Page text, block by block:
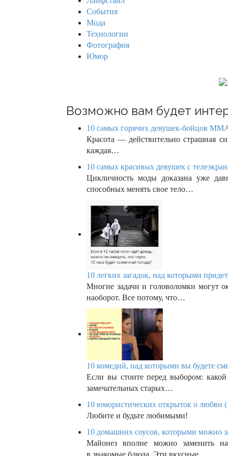
o
События
Мода
Технологии
Фотография
Юмор
Возможно вам будет
10 самых горячих девушек-бойцов
Красота — действительно страшная
каждая…
10 самых красивых девушек с
Цикличность моды доказана уже
способных менять свое тело…
10 легких загадок, над которыми
Многие задачи и головоломки могут
наоборот. Все потому, что…
10 комедий, над которыми вы будете
Если вы стоите перед выбором:
замечательных старых…
10 юмористических открыток о любви
Любите и будьте любимыми!
10 домашних соусов, которыми можно
Майонез вполне можно заменить
в знакомые блюда. Эти вкусные…